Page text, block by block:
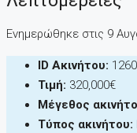
Ενημερώθηκε στις 9
ID Ακινήτου:
Τιμή: 320,000€
Μέγεθος
Τύπος ακινήτου: